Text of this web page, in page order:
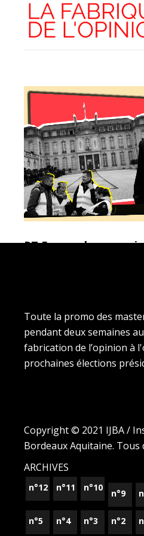
RT France, le
Toute la promo des
pendant deux semaines
fabrication de l’opinion à
prochaines élections
Copyright © 2021 IJBA /
Bordeaux Aquitaine. Tous
ARCHIVES
n°12 n°11 n°10
n°9
n°5 n°4 n°3 n°2